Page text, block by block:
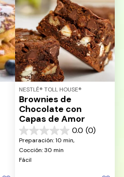
NESTLÉ® TOLL HOUSE®
Brownies de
Chocolate con
Capas de Amor
0.0 (0)
0.0
de
5
estrellas.
Preparación: 10 min,
Cocción: 30 min
Fácil